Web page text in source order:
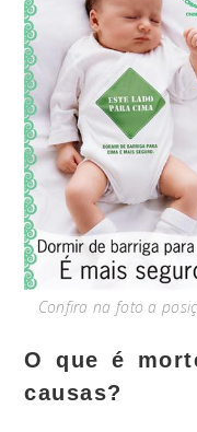
Confira na foto a
O que é
causas?